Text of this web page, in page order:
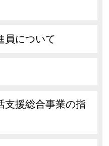
員について
支援総合事業の指